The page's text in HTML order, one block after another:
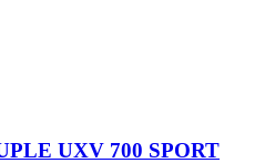
UXV 700 SPORT